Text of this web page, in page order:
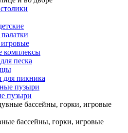
комплексы
песка
для пикника
пузыри
бассейны, горки, игровые